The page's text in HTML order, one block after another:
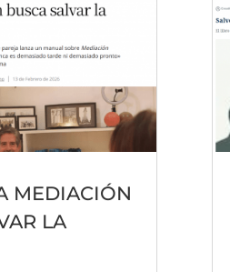
MEDIACIÓN
LA